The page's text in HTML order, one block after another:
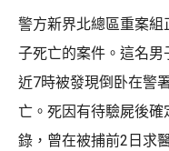
警方新界北總區重案
子死亡的案件。這名
近7時被發現倒卧在警
亡。死因有待驗屍後
錄，曾在被捕前2日求